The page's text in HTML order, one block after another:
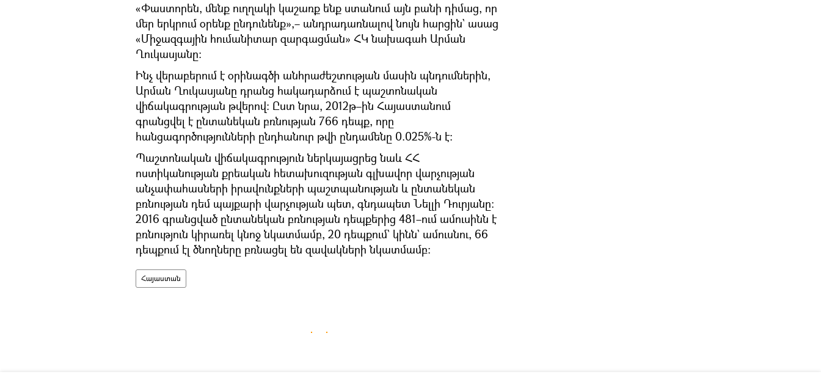
«Փաստորեն, մենք ուղղակի կաշառք ենք ստանում այն բանի դիմաց, որ
մեր երկրում օրենք ընդունենք»,– անդրադառնալով նույն հարցին` ասաց
«Միջազգային հումանիտար զարգացման» ՀԿ նախագահ Արման
Ղուկասյանը։
Ինչ վերաբերում է օրինագծի անհրաժեշտության մասին պնդումներին,
Արման Ղուկասյանը դրանց հակադարձում է պաշտոնական
վիճակագրության թվերով։ Ըստ նրա, 2012թ–ին Հայաստանում
գրանցվել է ընտանեկան բռնության 766 դեպք, որը
հանցագործությունների ընդհանուր թվի ընդամենը 0.025%-ն է։
Պաշտոնական վիճակագրություն ներկայացրեց նաև ՀՀ
ոստիկանության քրեական հետախուզության գլխավոր վարչության
անչափահասների իրավունքների պաշտպանության և ընտանեկան
բռնության դեմ պայքարի վարչության պետ, գնդապետ Նելլի Դուրյանը։
2016 գրանցված ընտանեկան բռնության դեպքերից 481–ում ամուսինն է
բռնություն կիրառել կնոջ նկատմամբ, 20 դեպքում` կինն` ամուսնու, 66
դեպքում էլ ծնողները բռնացել են զավակների նկատմամբ։
Հայաստան